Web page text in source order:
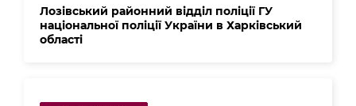
Лозівський районний відділ поліції ГУ
національної поліції України в Харківський
області